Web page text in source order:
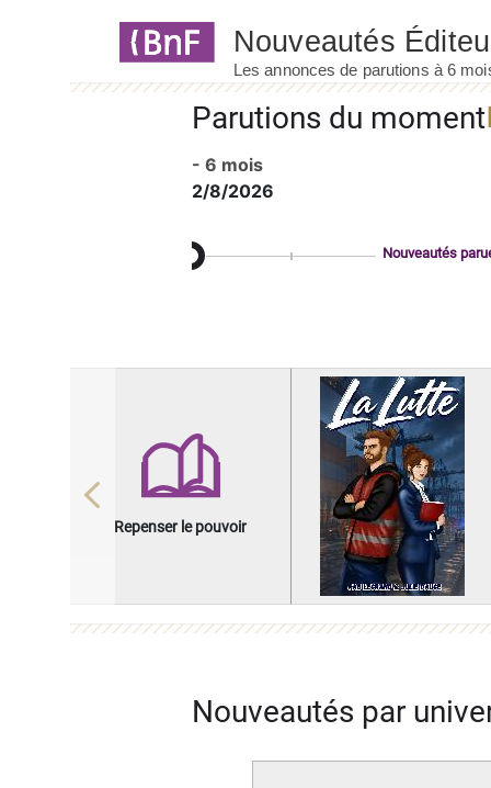
Parutions du moment
- 6 mois
2/8/2026
Nouveautés
Repenser le pouvoir
Previous
Nouveautés par